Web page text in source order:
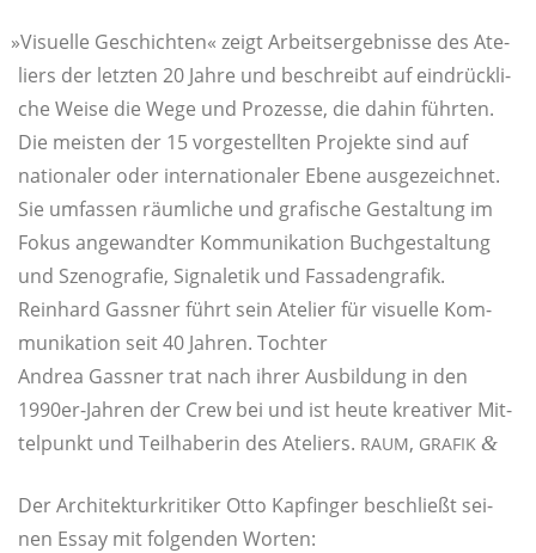
»Visu­el­le Geschich­ten« zeigt Arbeits­er­geb­nis­se des Ate­
liers der letz­ten 20 Jah­re und beschreibt auf ein­drück­li­
che Wei­se die Wege und Pro­zes­se, die dahin führ­ten.
Die meis­ten der 15 vor­ge­stell­ten Pro­jek­te sind auf
natio­na­ler oder inter­na­tio­na­ler Ebe­ne aus­ge­zeich­net.
Sie umfas­sen räum­li­che und gra­fi­sche Gestal­tung im
Fokus ange­wand­ter Kom­mu­ni­ka­ti­on Buch­ge­stal­tung
und Szen­o­gra­fie, Signa­l­e­tik und Fassadengrafik.
Rein­hard Gas­s­ner führt sein Ate­lier für visu­el­le Kom­
mu­ni­ka­ti­on seit 40 Jah­ren. Tochter
Andrea Gas­s­ner trat nach ihrer Aus­bil­dung in den
1990er-Jah­ren der Crew bei und ist heu­te krea­ti­ver Mit­
tel­punkt und Teil­ha­be­rin des Ate­liers. RAUM, GRAFIK &
Der Archi­tek­tur­kri­ti­ker Otto Kap­fin­ger beschließt sei­
nen Essay mit fol­gen­den Worten: